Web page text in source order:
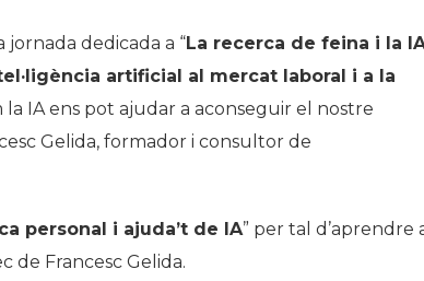
jornada dedicada a “La recerca de feina i la
artificial al mercat laboral i a la
IA ens pot ajudar a aconseguir el nostre
Gelida, formador i consultor de
personal i ajuda’t de IA” per tal d’aprendre
de Francesc Gelida.